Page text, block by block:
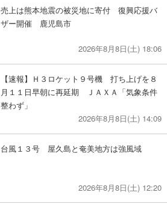
売上は熊本地震の被災地に寄付 復興応援バ
ザー開催 鹿児島市
2026年8月8日(土) 18:06
【速報】Ｈ３ロケット９号機 打ち上げを８
月１１日早朝に再延期 ＪＡＸＡ「気象条件
整わず」
2026年8月8日(土) 14:09
台風１３号 屋久島と奄美地方は強風域
2026年8月8日(土) 12:20